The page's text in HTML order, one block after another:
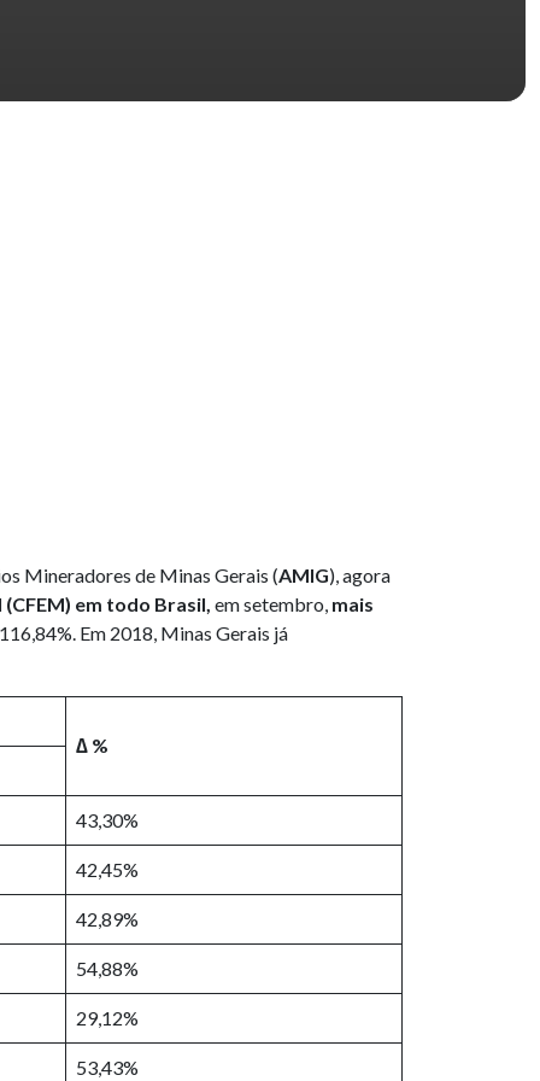
Mineradores de Minas Gerais (AMIG), agora
em todo Brasil, em setembro, mais
Em 2018, Minas Gerais já
∆ %
43,30%
42,45%
42,89%
54,88%
29,12%
53,43%